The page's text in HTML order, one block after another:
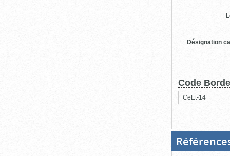
Désignation
Code
CeEt-14